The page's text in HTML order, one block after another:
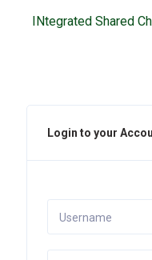
INtegrated Shared
Login to your
Username